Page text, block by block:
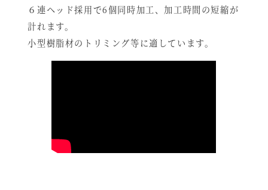
６連ヘッド採用で6個同時加工、加工時間の短縮が
計れます。
小型樹脂材のトリミング等に適しています。